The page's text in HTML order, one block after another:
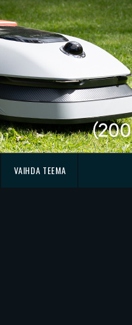
VAIHDA TEEMA